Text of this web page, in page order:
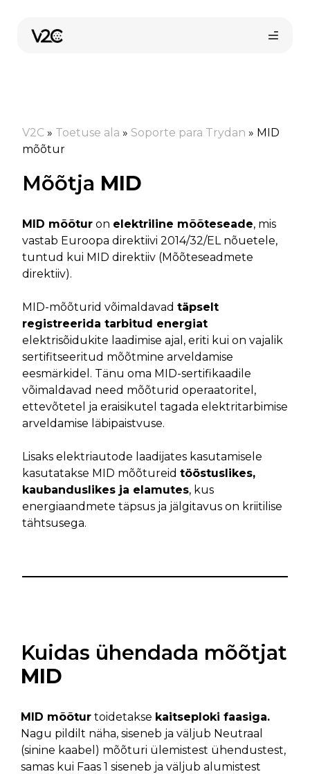
content
Osta veebist
V2C » Toetuse ala » Soporte para Trydan » MID
mõõtur
Mõõtja MID
MID mõõtur on elektriline mõõteseade, mis
vastab Euroopa direktiivi 2014/32/EL nõuetele,
tuntud kui MID direktiiv (Mõõteseadmete
direktiiv).
MID-mõõturid võimaldavad täpselt
registreerida tarbitud energiat
elektrisõidukite laadimise ajal, eriti kui on vajalik
sertifitseeritud mõõtmine arveldamise
eesmärkidel. Tänu oma MID-sertifikaadile
võimaldavad need mõõturid operaatoritel,
ettevõtetel ja eraisikutel tagada elektritarbimise
arveldamise läbipaistvuse.
Lisaks elektriautode laadijates kasutamisele
kasutatakse MID mõõtureid tööstuslikes,
kaubanduslikes ja elamutes, kus
energiaandmete täpsus ja jälgitavus on kriitilise
tähtsusega.
Kuidas ühendada mõõtjat
MID
MID mõõtur toidetakse kaitseploki faasiga.
Nagu pildilt näha, siseneb ja väljub Neutraal
(sinine kaabel) mõõturi ülemistest ühendustest,
samas kui Faas 1 siseneb ja väljub alumistest